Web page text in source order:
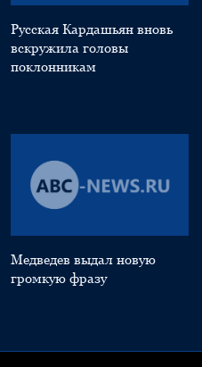
Русская Кардашьян вновь
вскружила головы
поклонникам
Медведев выдал новую
громкую фразу